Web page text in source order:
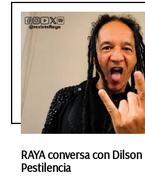
RAYA conversa con
Pestilencia